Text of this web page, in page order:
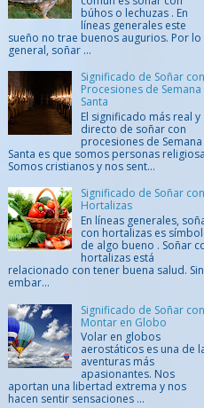
búhos o lechuzas . En
líneas generales este
sueño no trae buenos augurios. Por lo
general, soñar ...
Significado de Soñar con
Procesiones de Semana
Santa
El significado más real y
directo de soñar con
procesiones de Semana
Santa es que somos personas
Somos cristianos y nos sent...
Significado de Soñar con
Hortalizas
En líneas generales,
con hortalizas es
de algo bueno . Soñar
hortalizas está
relacionado con tener buena salud. Sin
embar...
Significado de Soñar con
Montar en Globo
Volar en globos
aerostáticos es una de
aventuras más
apasionantes. Nos
aportan una libertad extrema y nos
hacen sentir sensaciones ...